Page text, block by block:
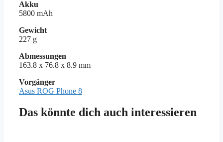
Akku
5800 mAh
Gewicht
227 g
Abmessungen
163.8 x 76.8 x 8.9 mm
Vorgänger
Asus ROG Phone 8
Das könnte dich auch interessieren